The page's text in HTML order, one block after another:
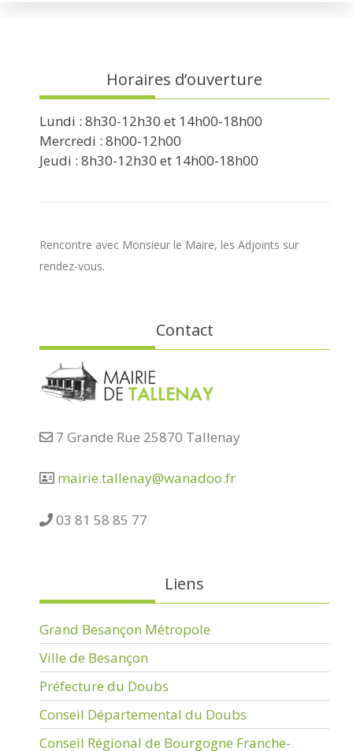
Horaires d’ouverture
Lundi : 8h30-12h30 et 14h00-18h00
Mercredi : 8h00-12h00
Jeudi : 8h30-12h30 et 14h00-18h00
Rencontre avec Monsieur le Maire, les Adjoints sur
rendez-vous.
Contact
7 Grande Rue 25870 Tallenay
mairie.tallenay@wanadoo.fr
03 81 58 85 77
Liens
Grand Besançon Métropole
Ville de Besançon
Préfecture du Doubs
Conseil Départemental du Doubs
Conseil Régional de Bourgogne Franche-